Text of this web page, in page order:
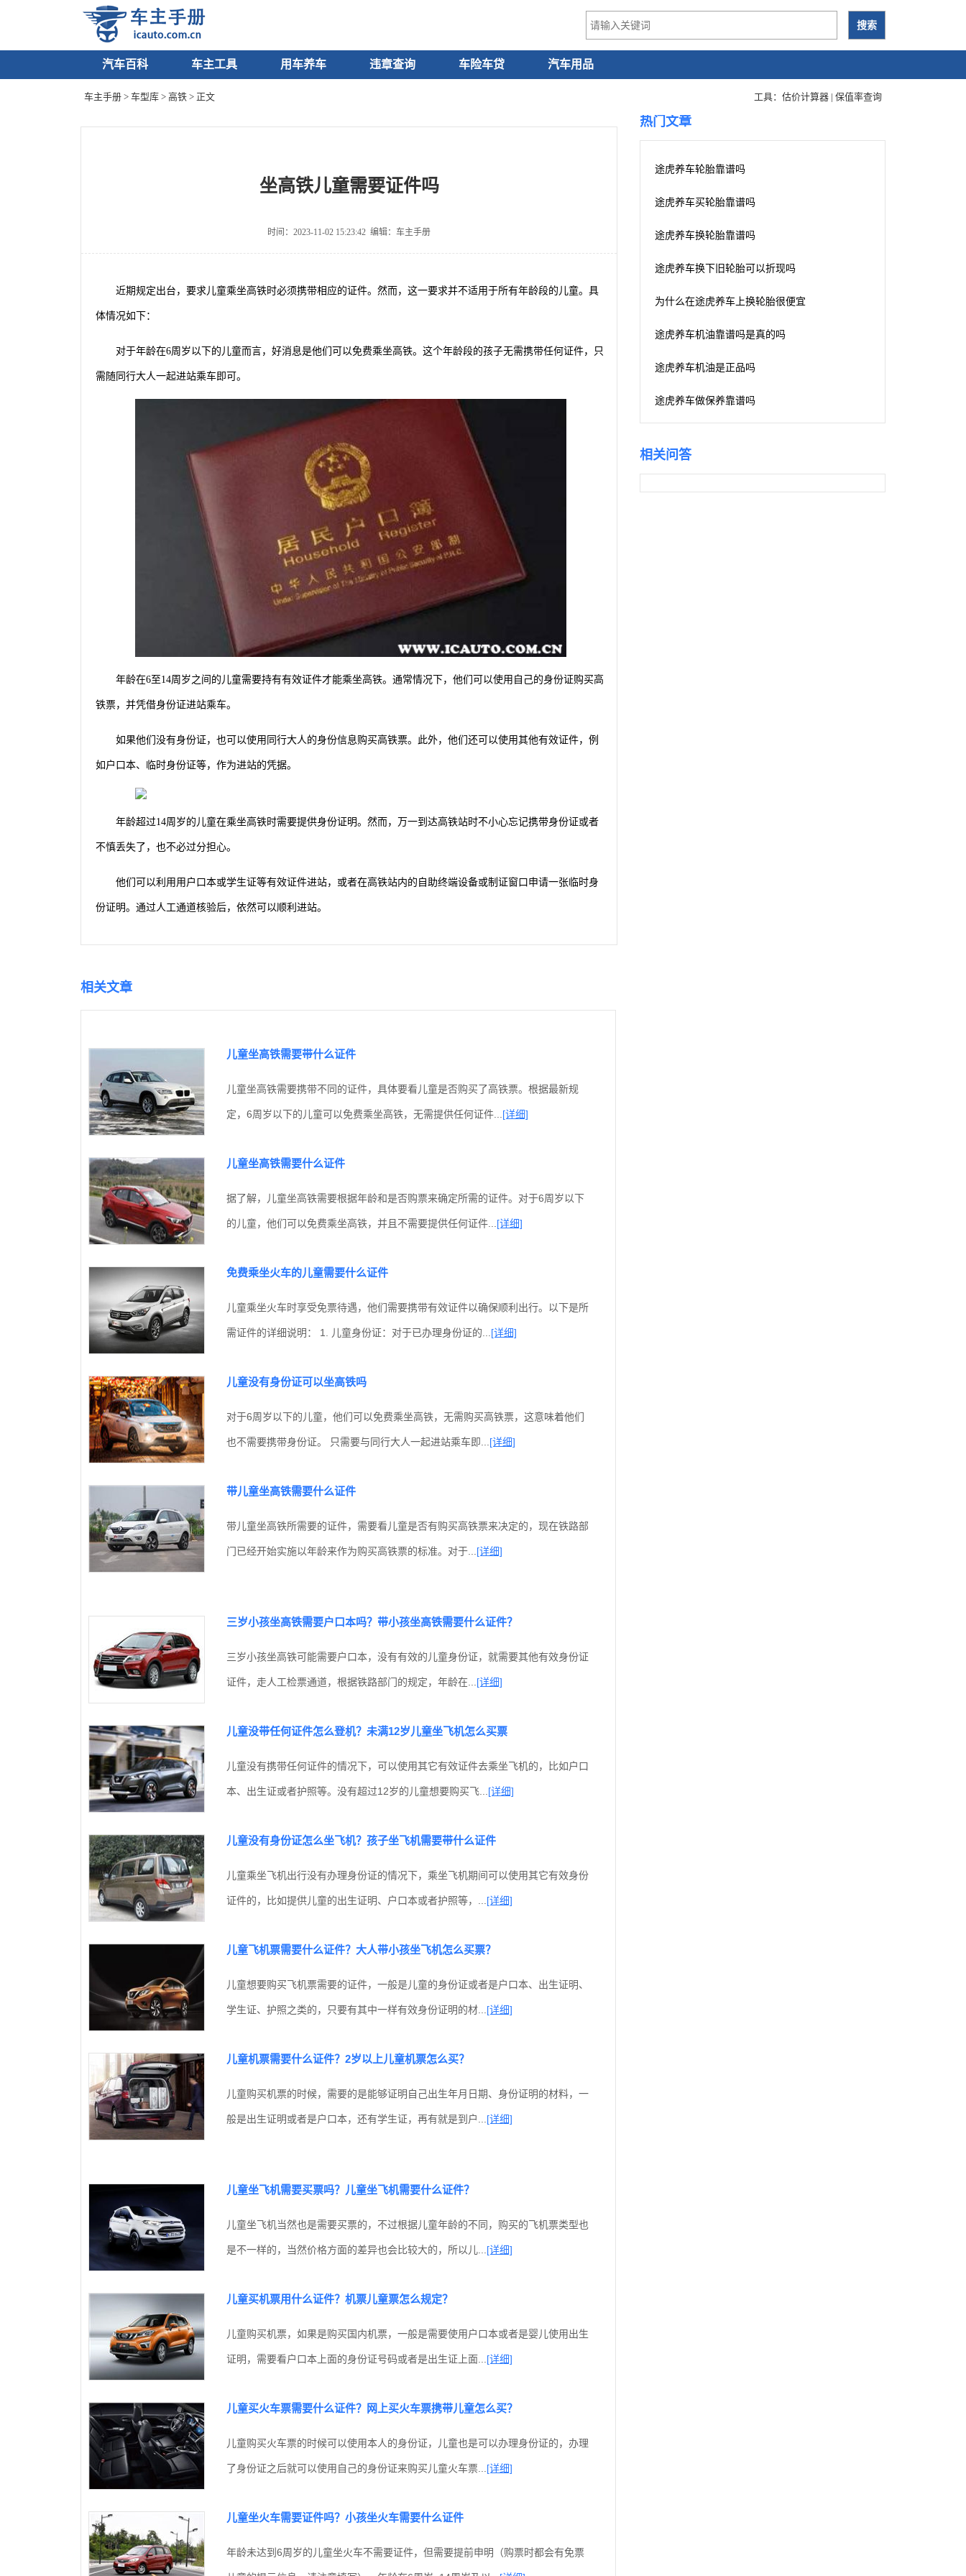
汽车百科 车主工具 用车养车 违章查询 车险车贷 汽车用品
车主手册 > 车型库 > 高铁 > 正文 工具： 估价计算器 | 保值率查询
坐高铁儿童需要证件吗
时间：2023-11-02 15:23:42 编辑：车主手册
近期规定出台，要求儿童乘坐高铁时必须携带相应的证件。然而，这一要求并不适用于所有年龄段的儿童。具
体情况如下：
对于年龄在6周岁以下的儿童而言，好消息是他们可以免费乘坐高铁。这个年龄段的孩子无需携带任何证件，只
需随同行大人一起进站乘车即可。
年龄在6至14周岁之间的儿童需要持有有效证件才能乘坐高铁。通常情况下，他们可以使用自己的身份证购买高
铁票，并凭借身份证进站乘车。
如果他们没有身份证，也可以使用同行大人的身份信息购买高铁票。此外，他们还可以使用其他有效证件，例
如户口本、临时身份证等，作为进站的凭据。
年龄超过14周岁的儿童在乘坐高铁时需要提供身份证明。然而，万一到达高铁站时不小心忘记携带身份证或者
不慎丢失了，也不必过分担心。
他们可以利用用户口本或学生证等有效证件进站，或者在高铁站内的自助终端设备或制证窗口申请一张临时身
份证明。通过人工通道核验后，依然可以顺利进站。
相关文章
儿童坐高铁需要带什么证件
儿童坐高铁需要携带不同的证件，具体要看儿童是否购买了高铁票。根据最新规
定，6周岁以下的儿童可以免费乘坐高铁，无需提供任何证件... [详细]
儿童坐高铁需要什么证件
据了解，儿童坐高铁需要根据年龄和是否购票来确定所需的证件。对于6周岁以下
的儿童，他们可以免费乘坐高铁，并且不需要提供任何证件... [详细]
免费乘坐火车的儿童需要什么证件
儿童乘坐火车时享受免票待遇，他们需要携带有效证件以确保顺利出行。以下是所
需证件的详细说明： 1. 儿童身份证：对于已办理身份证的... [详细]
儿童没有身份证可以坐高铁吗
对于6周岁以下的儿童，他们可以免费乘坐高铁，无需购买高铁票，这意味着他们
也不需要携带身份证。 只需要与同行大人一起进站乘车即... [详细]
带儿童坐高铁需要什么证件
带儿童坐高铁所需要的证件，需要看儿童是否有购买高铁票来决定的，现在铁路部
门已经开始实施以年龄来作为购买高铁票的标准。对于... [详细]
三岁小孩坐高铁需要户口本吗？带小孩坐高铁需要什么证件？
三岁小孩坐高铁可能需要户口本，没有有效的儿童身份证，就需要其他有效身份证
证件，走人工检票通道，根据铁路部门的规定，年龄在... [详细]
儿童没带任何证件怎么登机？未满12岁儿童坐飞机怎么买票
儿童没有携带任何证件的情况下，可以使用其它有效证件去乘坐飞机的，比如户口
本、出生证或者护照等。没有超过12岁的儿童想要购买飞... [详细]
儿童没有身份证怎么坐飞机？孩子坐飞机需要带什么证件
儿童乘坐飞机出行没有办理身份证的情况下，乘坐飞机期间可以使用其它有效身份
证件的，比如提供儿童的出生证明、户口本或者护照等，... [详细]
儿童飞机票需要什么证件？大人带小孩坐飞机怎么买票？
儿童想要购买飞机票需要的证件，一般是儿童的身份证或者是户口本、出生证明、
学生证、护照之类的，只要有其中一样有效身份证明的材... [详细]
儿童机票需要什么证件？2岁以上儿童机票怎么买？
儿童购买机票的时候，需要的是能够证明自己出生年月日期、身份证明的材料，一
般是出生证明或者是户口本，还有学生证，再有就是到户... [详细]
儿童坐飞机需要买票吗？儿童坐飞机需要什么证件？
儿童坐飞机当然也是需要买票的，不过根据儿童年龄的不同，购买的飞机票类型也
是不一样的，当然价格方面的差异也会比较大的，所以儿... [详细]
儿童买机票用什么证件？机票儿童票怎么规定？
儿童购买机票，如果是购买国内机票，一般是需要使用户口本或者是婴儿使用出生
证明，需要看户口本上面的身份证号码或者是出生证上面... [详细]
儿童买火车票需要什么证件？网上买火车票携带儿童怎么买？
儿童购买火车票的时候可以使用本人的身份证，儿童也是可以办理身份证的，办理
了身份证之后就可以使用自己的身份证来购买儿童火车票... [详细]
儿童坐火车需要证件吗？小孩坐火车需要什么证件
年龄未达到6周岁的儿童坐火车不需要证件，但需要提前申明（购票时都会有免票
热门文章
途虎养车轮胎靠谱吗
途虎养车买轮胎靠谱吗
途虎养车换轮胎靠谱吗
途虎养车换下旧轮胎可以折现吗
为什么在途虎养车上换轮胎很便宜
途虎养车机油靠谱吗是真的吗
途虎养车机油是正品吗
途虎养车做保养靠谱吗
相关问答